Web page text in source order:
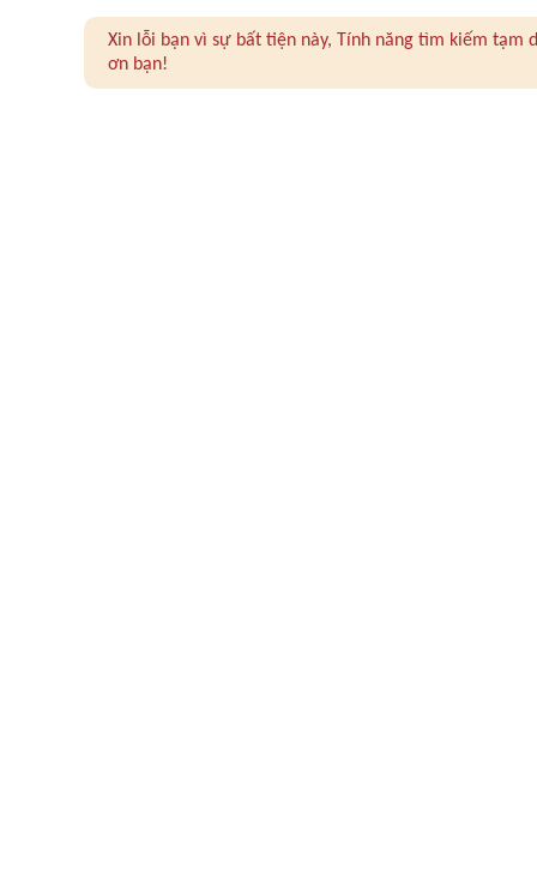
Xin lỗi bạn vì sự bất tiện này, Tính năng tìm kiếm
ơn bạn!